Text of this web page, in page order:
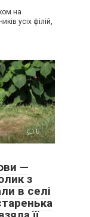
на
усіх філій,
0
—
з
в селі